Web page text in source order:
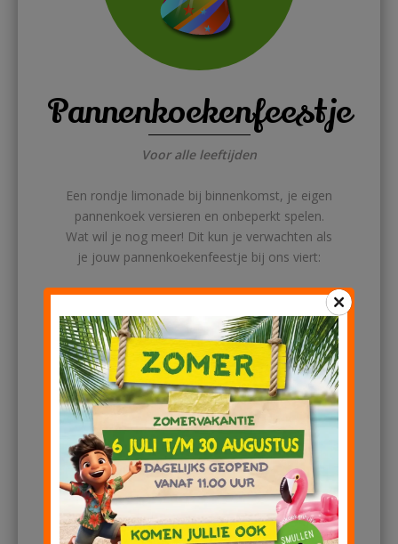
Pannenkoekenfeestje
Voor alle leeftijden
Een rondje limonade bij binnenkomst, je eigen
pannenkoek versieren en onbeperkt spelen.
Wat wil je nog meer! Dit kun je verwachten als
je jouw pannenkoekenfeestje bij ons viert:
– Een onvergetelijk feest dat twee uur duurt
– Onbeperkt limonade drinken
– Je eigen pannenkoek versieren en onbeperkt
pannenkoeken eten*
– Vrij spelen binnen en buiten (voor kinderen
t/m 12 jaar)
– Vanaf leeftijd 4+ is toegang tot het
binnenspeelgedeelte Het Speeleiland
inbegrepen.
LET OP:Het dragen van sokken is daar
vanwege de veiligheid en hygiëne verplicht!